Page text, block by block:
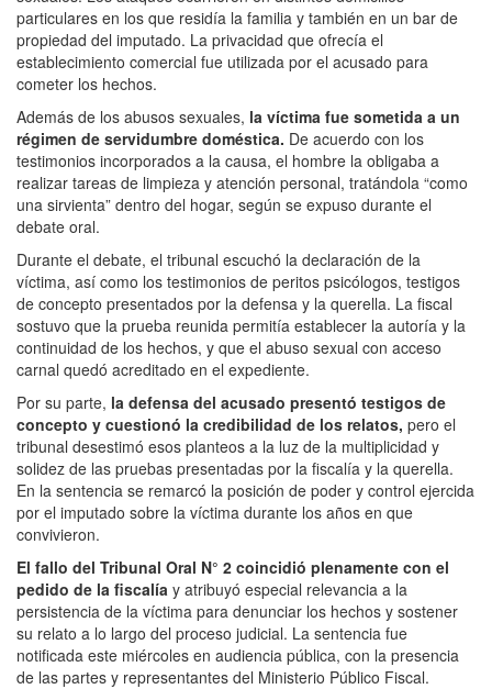
particulares en los que residía la familia y también en un bar de
propiedad del imputado. La privacidad que ofrecía el
establecimiento comercial fue utilizada por el acusado para
cometer los hechos.
Además de los abusos sexuales, la víctima fue sometida a un
régimen de servidumbre doméstica. De acuerdo con los
testimonios incorporados a la causa, el hombre la obligaba a
realizar tareas de limpieza y atención personal, tratándola “como
una sirvienta” dentro del hogar, según se expuso durante el
debate oral.
Durante el debate, el tribunal escuchó la declaración de la
víctima, así como los testimonios de peritos psicólogos, testigos
de concepto presentados por la defensa y la querella. La fiscal
sostuvo que la prueba reunida permitía establecer la autoría y la
continuidad de los hechos, y que el abuso sexual con acceso
carnal quedó acreditado en el expediente.
Por su parte, la defensa del acusado presentó testigos de
concepto y cuestionó la credibilidad de los relatos, pero el
tribunal desestimó esos planteos a la luz de la multiplicidad y
solidez de las pruebas presentadas por la fiscalía y la querella.
En la sentencia se remarcó la posición de poder y control ejercida
por el imputado sobre la víctima durante los años en que
convivieron.
El fallo del Tribunal Oral N° 2 coincidió plenamente con el
pedido de la fiscalía y atribuyó especial relevancia a la
persistencia de la víctima para denunciar los hechos y sostener
su relato a lo largo del proceso judicial. La sentencia fue
notificada este miércoles en audiencia pública, con la presencia
de las partes y representantes del Ministerio Público Fiscal.